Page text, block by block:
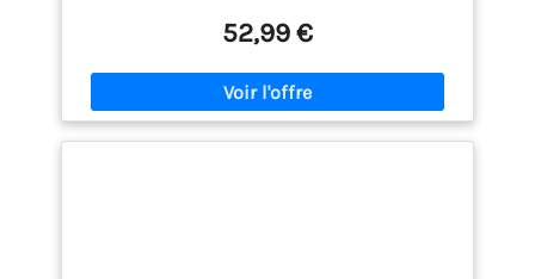
imperméable et résistant Montage rapide et facile
sur la plupart des vélos Convient à une variété de
types de vélos
52,99 €